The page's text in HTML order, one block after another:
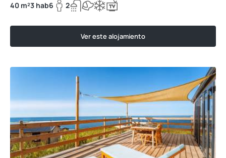
40 m²3 hab6 2
Ver este alojamiento